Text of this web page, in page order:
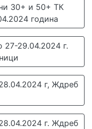
30+ и 50+ ТК
година
29.04.2024 г.
г, Ждреб
г. Ждреб